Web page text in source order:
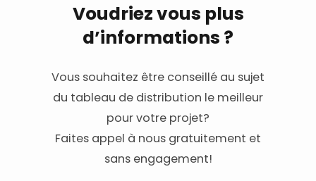
Voudriez vous plus
d’informations ?
Vous souhaitez être conseillé au sujet
du tableau de distribution le meilleur
pour votre projet?
Faites appel à nous gratuitement et
sans engagement!